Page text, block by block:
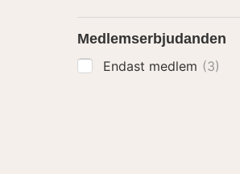
Medlemserbjudanden
Endast medlem (3)